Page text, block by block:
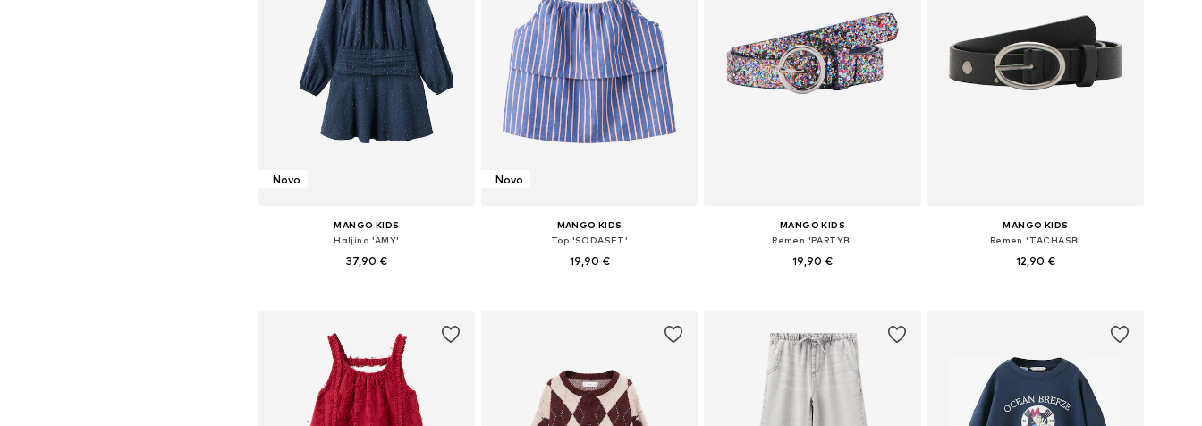
Novo
MANGO KIDS
Haljina 'AMY'
37,90 €
Novo
MANGO KIDS
Top 'SODASET'
19,90 €
MANGO KIDS
Remen 'PARTYB'
19,90 €
MANGO KIDS
Remen 'TACHASB'
12,90 €